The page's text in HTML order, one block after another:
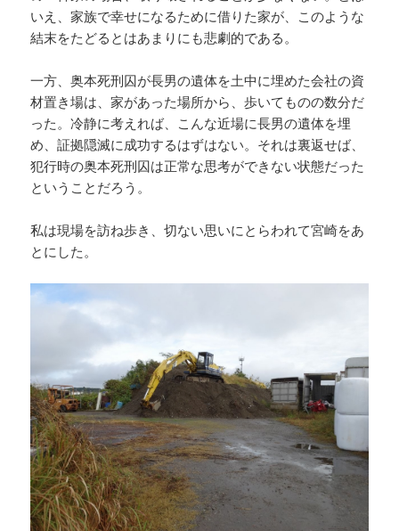
いえ、家族で幸せになるために借りた家が、このような
結末をたどるとはあまりにも悲劇的である。
一方、奥本死刑囚が長男の遺体を土中に埋めた会社の資
材置き場は、家があった場所から、歩いてものの数分だ
った。冷静に考えれば、こんな近場に長男の遺体を埋
め、証拠隠滅に成功するはずはない。それは裏返せば、
犯行時の奥本死刑囚は正常な思考ができない状態だった
ということだろう。
私は現場を訪ね歩き、切ない思いにとらわれて宮崎をあ
とにした。